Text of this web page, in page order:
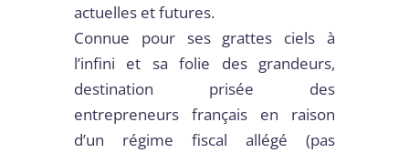
actuelles et futures.
Connue pour ses grattes ciels à
l’infini et sa folie des grandeurs,
destination prisée des
entrepreneurs français en raison
d’un régime fiscal allégé (pas